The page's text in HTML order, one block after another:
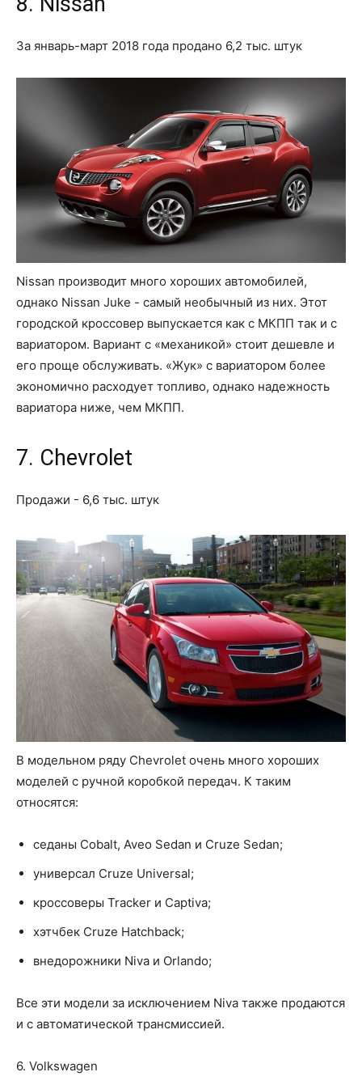
За январь-март 2018 года продано 6,2 тыс. штук
Nissan производит много хороших автомобилей,
однако Nissan Juke - самый необычный из них. Этот
городской кроссовер выпускается как с МКПП так и с
вариатором. Вариант с «механикой» стоит дешевле и
его проще обслуживать. «Жук» с вариатором более
экономично расходует топливо, однако надежность
вариатора ниже, чем МКПП.
7. Chevrolet
Продажи - 6,6 тыс. штук
В модельном ряду Chevrolet очень много хороших
моделей с ручной коробкой передач. К таким
относятся:
седаны Cobalt, Aveo Sedan и Cruze Sedan;
универсал Cruze Universal;
кроссоверы Tracker и Captiva;
хэтчбек Cruze Hatchback;
внедорожники Niva и Orlando;
Все эти модели за исключением Niva также продаются
и с автоматической трансмиссией.
6. Volkswagen